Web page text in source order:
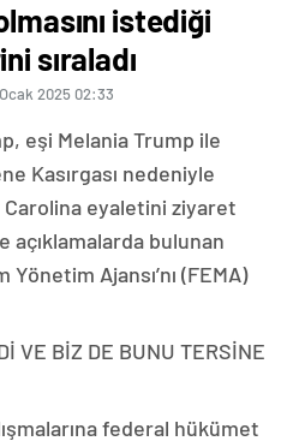
istediği
sıraladı
2025 02:33
eşi Melania Trump ile
Kasırgası nedeniyle
eyaletini ziyaret
bulunan
Ajansı’nı (FEMA)
VE BİZ DE BUNU TERSİNE
federal hükümet